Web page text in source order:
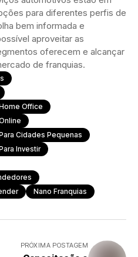
para diferentes perfis de
bem informada e
aproveitar as
oferecem e alcançar
de franquias.
Office
Cidades Pequenas
Investir
Nano Franquias
PRÓXIMA POSTAGEM